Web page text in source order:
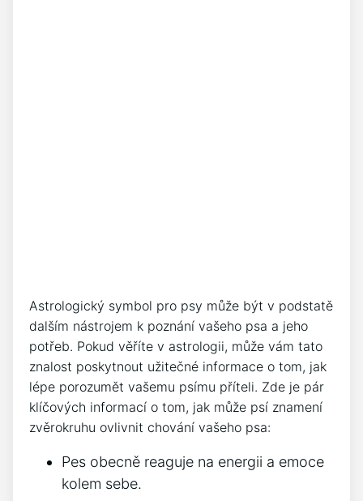
Astrologický symbol pro psy může být v podstatě
dalším nástrojem k poznání vašeho psa a jeho
potřeb. Pokud věříte v astrologii, může vám tato
znalost poskytnout užitečné informace o tom, jak
lépe porozumět vašemu psímu příteli. Zde je pár
klíčových informací o tom, jak může psí znamení
zvěrokruhu ovlivnit chování vašeho psa:
Pes obecně reaguje na energii a emoce
kolem sebe.